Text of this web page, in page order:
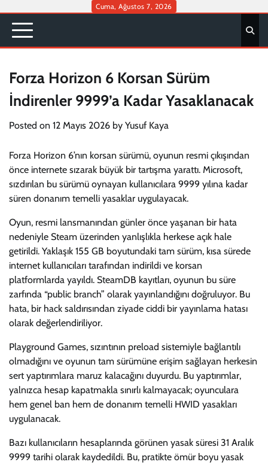
content
Cuma, Ağustos 7, 2026
Forza Horizon 6 Korsan Sürüm
İndirenler 9999’a Kadar Yasaklanacak
Posted on 12 Mayıs 2026 by Yusuf Kaya
Forza Horizon 6’nın korsan sürümü, oyunun resmi çıkışından
önce internete sızarak büyük bir tartışma yarattı. Microsoft,
sızdırılan bu sürümü oynayan kullanıcılara 9999 yılına kadar
süren donanım temelli yasaklar uygulayacak.
Oyun, resmi lansmanından günler önce yaşanan bir hata
nedeniyle Steam üzerinden yanlışlıkla herkese açık hale
getirildi. Yaklaşık 155 GB boyutundaki tam sürüm, kısa sürede
internet kullanıcıları tarafından indirildi ve korsan
platformlarda yayıldı. SteamDB kayıtları, oyunun bu süre
zarfında “public branch” olarak yayınlandığını doğruluyor. Bu
hata, bir hack saldırısından ziyade ciddi bir yayınlama hatası
olarak değerlendiriliyor.
Playground Games, sızıntının preload sistemiyle bağlantılı
olmadığını ve oyunun tam sürümüne erişim sağlayan herkesin
sert yaptırımlara maruz kalacağını duyurdu. Bu yaptırımlar,
yalnızca hesap kapatmakla sınırlı kalmayacak; oyunculara
hem genel ban hem de donanım temelli HWID yasakları
uygulanacak.
Bazı kullanıcıların hesaplarında görünen yasak süresi 31 Aralık
9999 tarihi olarak kaydedildi. Bu, pratikte ömür boyu yasak